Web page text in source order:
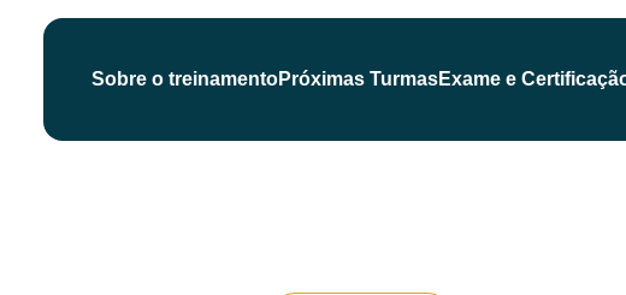
Sobre o treinamentoPróximas TurmasExame e